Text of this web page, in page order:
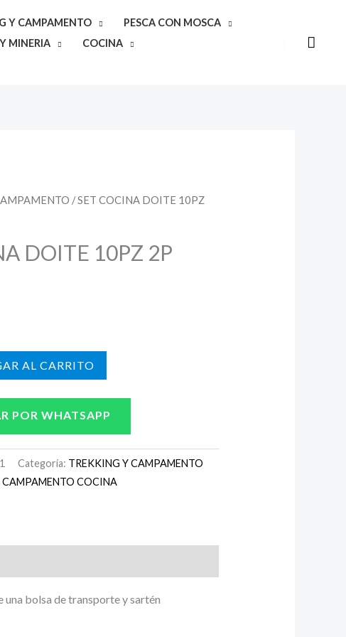
Y CAMPAMENTO
PESCA CON MOSCA
MINERIA
COCINA
Buscar
/ SET COCINA DOITE 10PZ
DOITE 10PZ 2P
AL CARRITO
POR WHATSAPP
Categoría: TREKKING Y CAMPAMENTO
CAMPAMENTO COCINA
una bolsa de transporte y sartén